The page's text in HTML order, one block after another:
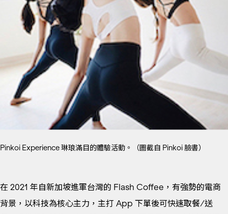
Pinkoi Experience 琳琅滿目的體驗活動。（圖截自 Pinkoi 臉書）
在 2021 年自新加坡進軍台灣的 Flash Coffee，有強勢的電商
背景，以科技為核心主力，主打 App 下單後可快速取餐/送